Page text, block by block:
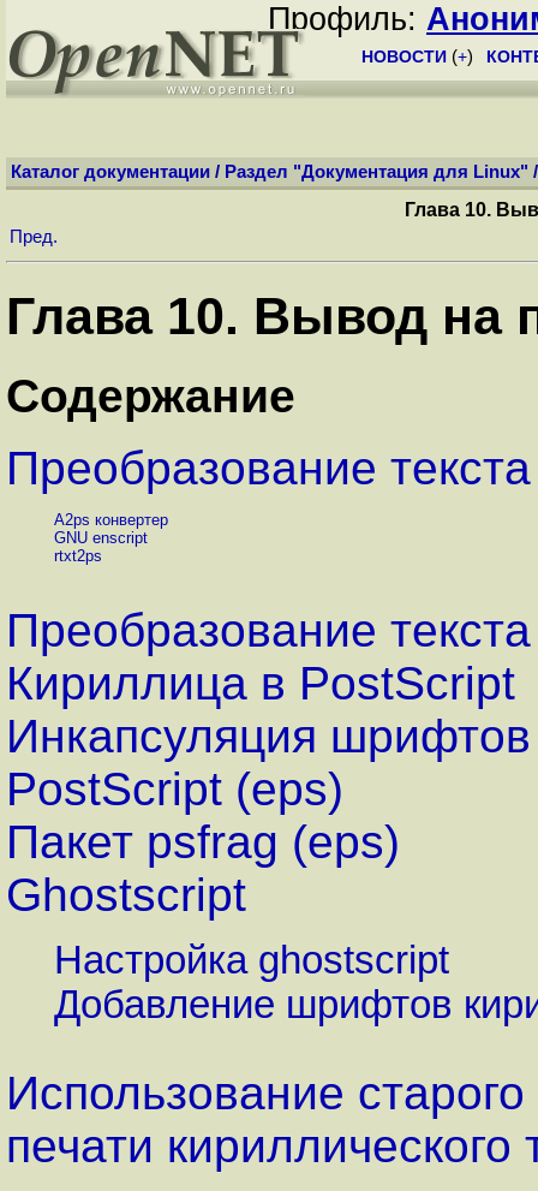
Профиль:
НОВОСТИ (+)
Каталог документации / Раздел "Документация для Linux"
Глава 10.
Пред.
Глава 10. Вывод на
Содержание
Преобразование
A2ps конвертер
GNU enscript
rtxt2ps
Преобразование
Кириллица в PostScript
Инкапсуляция
PostScript (eps)
Пакет psfrag (eps)
Ghostscript
Настройка ghostscript
Добавление шрифтов
Использование
печати кириллического